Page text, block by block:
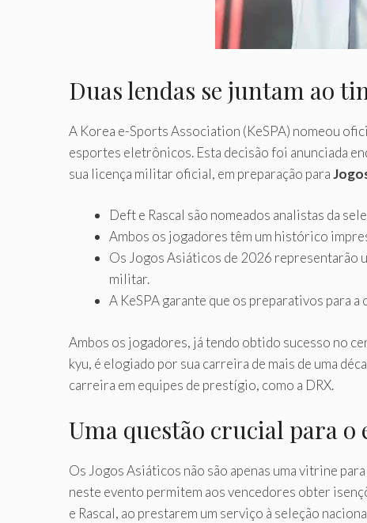
Duas lendas se juntam ao
A Korea e-Sports Association (KeSPA) nomeou
esportes eletrônicos. Esta decisão foi anunciada
sua licença militar oficial, em preparação para
Deft e Rascal são nomeados analistas da
Ambos os jogadores têm um histórico
Os Jogos Asiáticos de 2026 representarão
militar.
A KeSPA garante que os preparativos para
Ambos os jogadores, já tendo obtido sucesso no
kyu, é elogiado por sua carreira de mais de uma
carreira em equipes de prestígio, como a DRX.
Uma questão crucial para
Os Jogos Asiáticos não são apenas uma vitrine
neste evento permitem aos vencedores obter
e Rascal, ao prestarem um serviço à seleção